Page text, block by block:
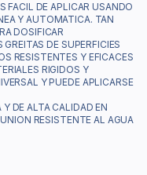
FACIL DE APLICAR USANDO
Y AUTOMATICA. TAN
DOSIFICAR
DE SUPERFICIES
RESISTENTES Y EFICACES
RIGIDOS Y
Y PUEDE APLICARSE
DE ALTA CALIDAD EN
RESISTENTE AL AGUA